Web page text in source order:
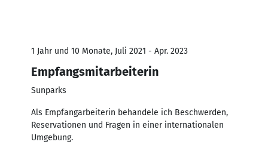
1 Jahr und 10 Monate, Juli 2021 - Apr. 2023
Empfangsmitarbeiterin
Sunparks
Als Empfangarbeiterin behandele ich Beschwerden,
Reservationen und Fragen in einer internationalen
Umgebung.